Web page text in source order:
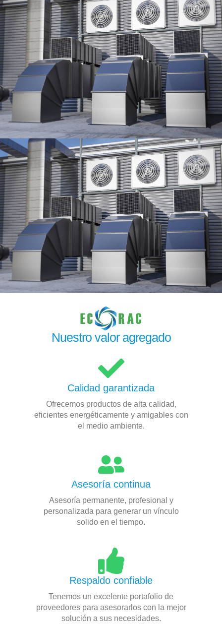
Nuestro valor agregado
Calidad garantizada
Ofrecemos productos de alta calidad,
eficientes energéticamente y amigables con
el medio ambiente.
Asesoría continua
Asesoría permanente, profesional y
personalizada para generar un vínculo
solido en el tiempo.
Respaldo confiable
Tenemos un excelente portafolio de
proveedores para asesorarlos con la mejor
solución a sus necesidades.